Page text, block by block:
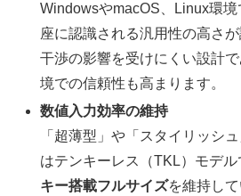
WindowsやmacOS、Linux環
座に認識される汎用性の高さ
干渉の影響を受けにくい設計
境での信頼性も高まります。
数値入力効率の維持
「超薄型」や「スタイリッシ
はテンキーレス（TKL）モデ
キー搭載フルサイズを維持し